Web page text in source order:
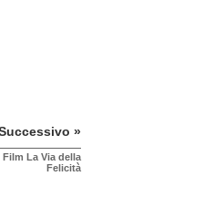
»
Il Film La Via della
Felicità